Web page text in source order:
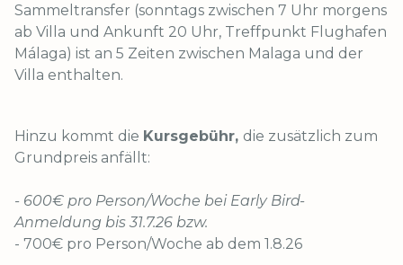
Sammeltransfer (sonntags zwischen 7 Uhr morgens
ab Villa und Ankunft 20 Uhr, Treffpunkt Flughafen
Málaga) ist an 5 Zeiten zwischen Malaga und der
Villa enthalten.
Hinzu kommt die Kursgebühr, die zusätzlich zum
Grundpreis anfällt:
- 600€ pro Person/Woche bei Early Bird-
Anmeldung bis 31.7.26 bzw.
- 700€ pro Person/Woche ab dem 1.8.26